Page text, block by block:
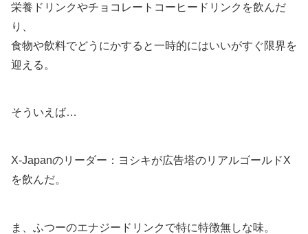
栄養ドリンクやチョコレートコーヒードリンクを飲んだ
り、
食物や飲料でどうにかすると一時的にはいいがすぐ限界を
迎える。
そういえば…
X-Japanのリーダー：ヨシキが広告塔のリアルゴールドX
を飲んだ。
ま、ふつーのエナジードリンクで特に特徴無しな味。